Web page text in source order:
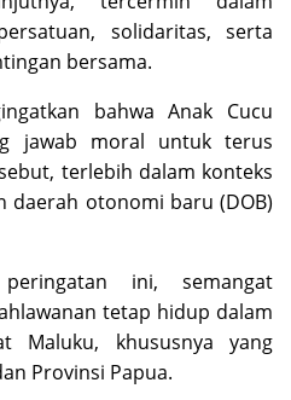
solidaritas, serta
bersama.
bahwa Anak Cucu
jawab moral untuk terus
terlebih dalam konteks
daerah otonomi baru (DOB)
ini, semangat
tetap hidup dalam
Maluku, khususnya yang
Provinsi Papua.